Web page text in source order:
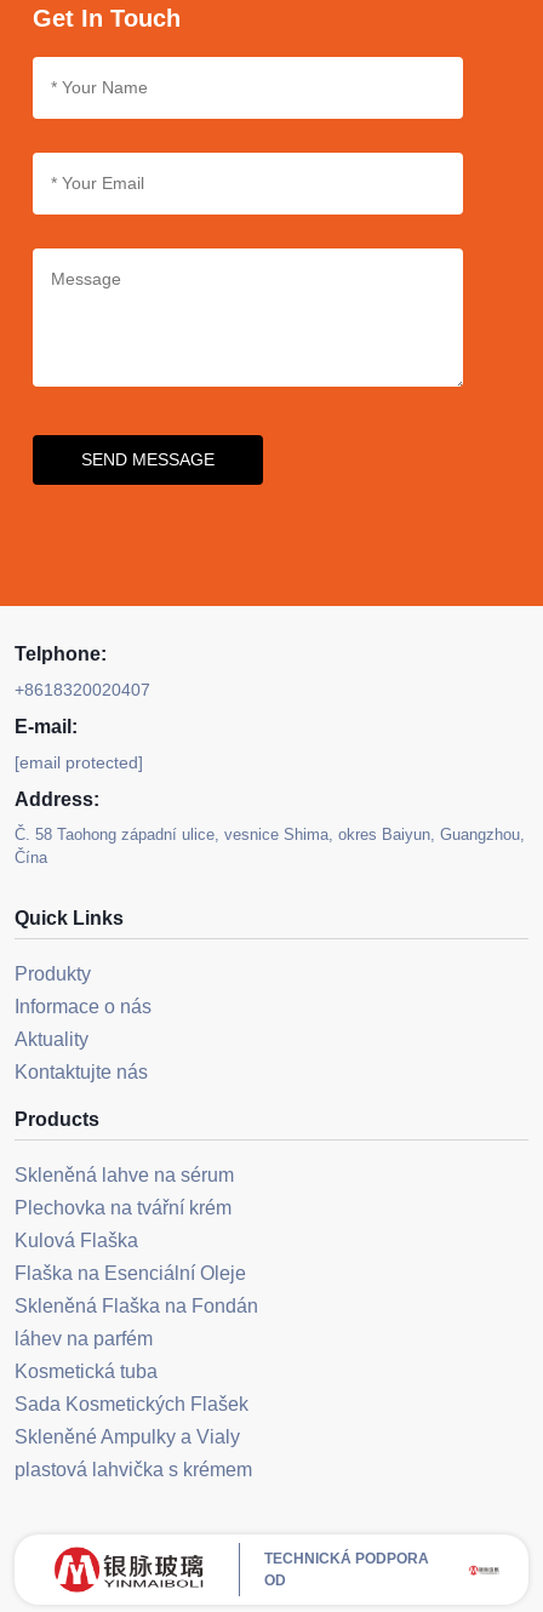
Get In Touch
SEND MESSAGE
Telphone:
+8618320020407
E-mail:
[email protected]
Address:
Č. 58 Taohong západní ulice, vesnice Shima, okres Baiyun, Guangzhou,
Čína
Quick Links
Produkty
Informace o nás
Aktuality
Kontaktujte nás
Products
Skleněná lahve na sérum
Plechovka na tvářní krém
Kulová Flaška
Flaška na Esenciální Oleje
Skleněná Flaška na Fondán
láhev na parfém
Kosmetická tuba
Sada Kosmetických Flašek
Skleněné Ampulky a Vialy
plastová lahvička s krémem
TECHNICKÁ PODPORA
OD